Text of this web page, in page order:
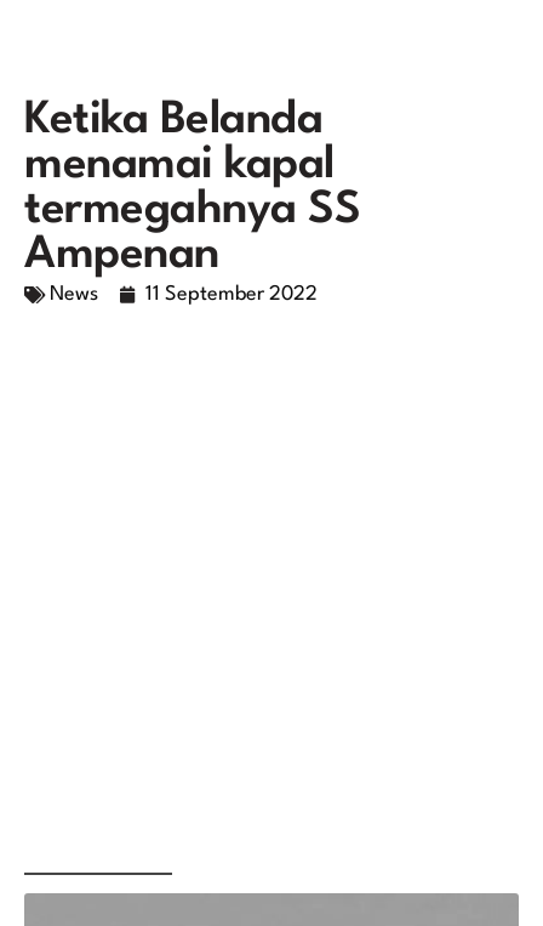
Ketika Belanda
menamai kapal
termegahnya SS
Ampenan
News 11 September 2022